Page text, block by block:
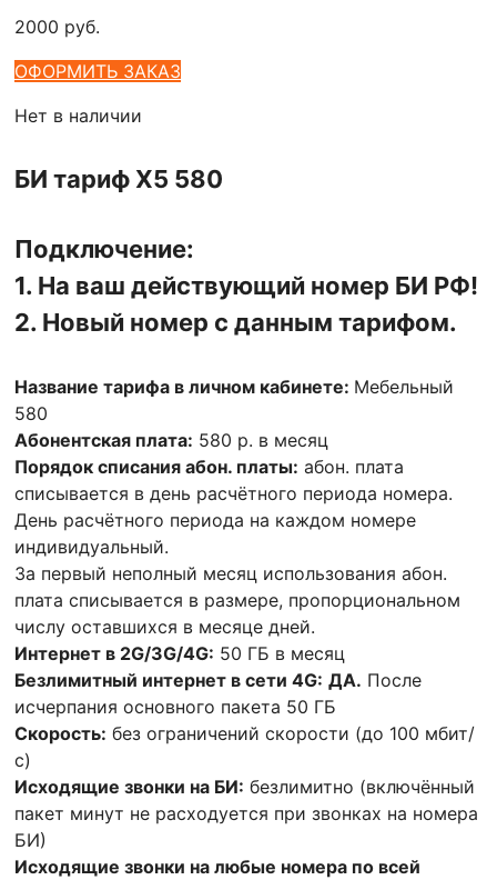
2000 руб.
ОФОРМИТЬ ЗАКАЗ
Нет в наличии
БИ тариф Х5 580
Подключение:
1. На ваш действующий номер БИ РФ!
2. Новый номер с данным тарифом.
Название тарифа в личном кабинете: Мебельный
580
Абонентская плата: 580 р. в месяц
Порядок списания абон. платы: абон. плата
списывается в день расчётного периода номера.
День расчётного периода на каждом номере
индивидуальный.
За первый неполный месяц использования абон.
плата списывается в размере, пропорциональном
числу оставшихся в месяце дней.
Интернет в 2G/3G/4G: 50 ГБ в месяц
Безлимитный интернет в сети 4G: ДА. После
исчерпания основного пакета 50 ГБ
Скорость: без ограничений скорости (до 100 мбит/
с)
Исходящие звонки на БИ: безлимитно (включённый
пакет минут не расходуется при звонках на номера
БИ)
Исходящие звонки на любые номера по всей